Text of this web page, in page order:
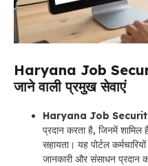
Haryana Job
जाने वाली प्रमुख सेवाएं
Haryana Job
प्रदान करता है, जिनमें शामिल
सहायता। यह पोर्टल
जानकारी और संसाधन प्रदान